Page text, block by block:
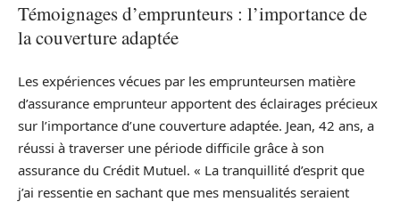
Témoignages d’emprunteurs : l’importance de
la couverture adaptée
Les expériences vécues par les emprunteursen matière
d’assurance emprunteur apportent des éclairages précieux
sur l’importance d’une couverture adaptée. Jean, 42 ans, a
réussi à traverser une période difficile grâce à son
assurance du Crédit Mutuel. « La tranquillité d’esprit que
j’ai ressentie en sachant que mes mensualités seraient